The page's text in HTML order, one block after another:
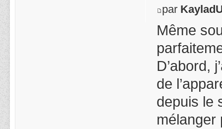
par
Même
D’abord,
de
depuis le
mélanger